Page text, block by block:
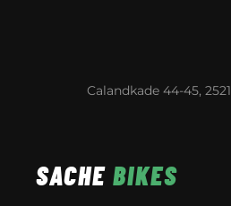
Calandkade 44-45,
SACHE BIKES